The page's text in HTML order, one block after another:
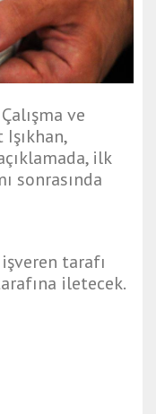
ve
ilk
sonrasında
tarafı
iletecek.